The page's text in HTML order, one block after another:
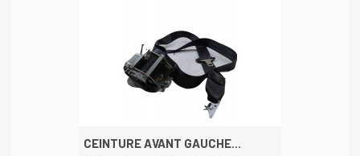
CEINTURE AVANT GAUCHE...